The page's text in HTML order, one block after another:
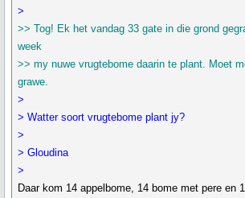
>
>> Tog! Ek het vandag 33 gate in die grond
week
>> my nuwe vrugtebome daarin te plant. Moet
grawe.
>
> Watter soort vrugtebome plant jy?
>
> Gloudina
>
Daar kom 14 appelbome, 14 bome met pere en